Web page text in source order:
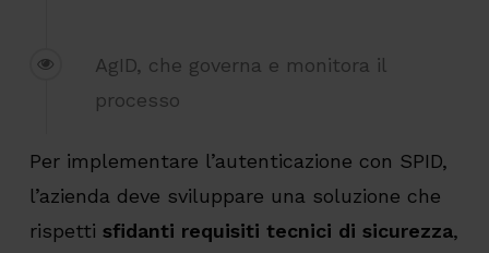
AgID, che governa e monitora il
processo
Per implementare l’autenticazione con SPID,
l’azienda deve sviluppare una soluzione che
rispetti sfidanti requisiti tecnici di sicurezza,